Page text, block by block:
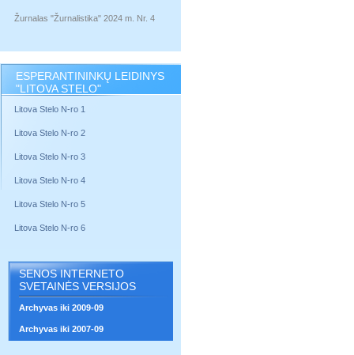
Žurnalas "Žurnalistika" 2024 m. Nr. 4
ESPERANTININKŲ LEIDINYS
"LITOVA STELO"
Litova Stelo N-ro 1
Litova Stelo N-ro 2
Litova Stelo N-ro 3
Litova Stelo N-ro 4
Litova Stelo N-ro 5
Litova Stelo N-ro 6
SENOS INTERNETO
SVETAINĖS VERSIJOS
Archyvas iki 2009-09
Archyvas iki 2007-09